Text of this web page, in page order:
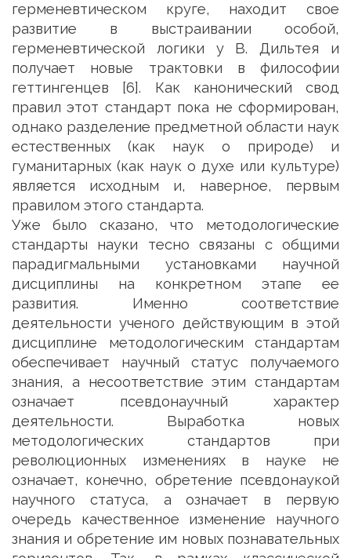
герменевтическом круге, находит свое
развитие в выстраивании особой,
герменевтической логики у В. Дильтея и
получает новые трактовки в философии
геттингенцев [6]. Как канонический свод
правил этот стандарт пока не сформирован,
однако разделение предметной области наук
естественных (как наук о природе) и
гуманитарных (как наук о духе или культуре)
является исходным и, наверное, первым
правилом этого стандарта.
Уже было сказано, что методологические
стандарты науки тесно связаны с общими
парадигмальными установками научной
дисциплины на конкретном этапе ее
развития. Именно соответствие
деятельности ученого действующим в этой
дисциплине методологическим стандартам
обеспечивает научный статус получаемого
знания, а несоответствие этим стандартам
означает псевдонаучный характер
деятельности. Выработка новых
методологических стандартов при
революционных изменениях в науке не
означает, конечно, обретение псевдонаукой
научного статуса, а означает в первую
очередь качественное изменение научного
знания и обретение им новых познавательных